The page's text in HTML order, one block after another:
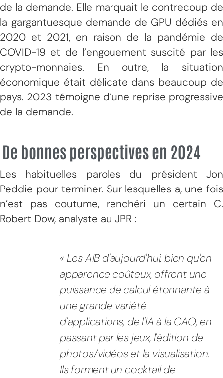
de la demande. Elle marquait le contrecoup de
la gargantuesque demande de GPU dédiés en
2020 et 2021, en raison de la pandémie de
COVID-19 et de l’engouement suscité par les
crypto-monnaies. En outre, la situation
économique était délicate dans beaucoup de
pays. 2023 témoigne d’une reprise progressive
de la demande.
De bonnes perspectives en 2024
Les habituelles paroles du président Jon
Peddie pour terminer. Sur lesquelles a, une fois
n’est pas coutume, renchéri un certain C.
Robert Dow, analyste au JPR :
« Les AIB d'aujourd'hui, bien qu'en
apparence coûteux, offrent une
puissance de calcul étonnante à
une grande variété
d'applications, de l'IA à la CAO, en
passant par les jeux, l'édition de
photos/vidéos et la visualisation.
Ils forment un cocktail de